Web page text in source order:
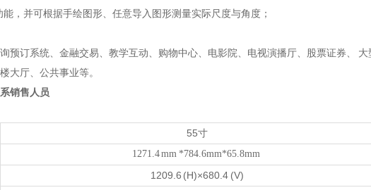
，并可根据手绘图形、任意导入图形测量实际尺度与角度；
预订系统、金融交易、教学互动、购物中心、电影院、电视演播厅、股票证券、
大厅、公共事业等。
销售人员
55寸
1271.4 mm *784.6mm*65.8mm
1209.6 (H)×680.4 (V)